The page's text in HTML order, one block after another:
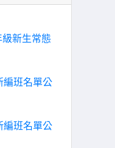
新生常態
編班名單公
編班名單公